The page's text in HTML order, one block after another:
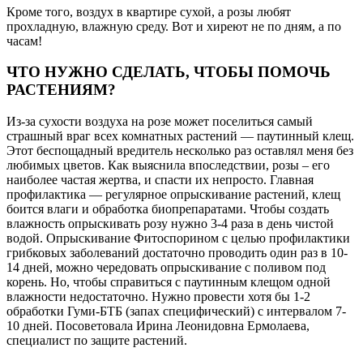
Кроме того, воздух в квартире сухой, а розы любят
прохладную, влажную среду. Вот и хиреют не по дням, а по
часам!
ЧТО НУЖНО СДЕЛАТЬ, ЧТОБЫ ПОМОЧЬ
РАСТЕНИЯМ?
Из-за сухости воздуха на розе может поселиться самый
страшный враг всех комнатных растений — паутинный клещ.
Этот беспощадный вредитель несколько раз оставлял меня без
любимых цветов. Как выяснила впоследствии, розы – его
наиболее частая жертва, и спасти их непросто. Главная
профилактика — регулярное опрыскивание растений, клещ
боится влаги и обработка биопрепаратами. Чтобы создать
влажность опрыскивать розу нужно 3-4 раза в день чистой
водой. Опрыскивание Фитоспорином с целью профилактики
грибковых заболеваний достаточно проводить один раз в 10-
14 дней, можно чередовать опрыскивание с поливом под
корень. Но, чтобы справиться с паутинным клещом одной
влажности недостаточно. Нужно провести хотя бы 1-2
обработки Гуми-БТБ (запах специфический) с интервалом 7-
10 дней. Посоветовала Ирина Леонидовна Ермолаева,
специалист по защите растений.